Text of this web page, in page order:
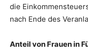
die
nach Ende des
Anteil von Frauen in